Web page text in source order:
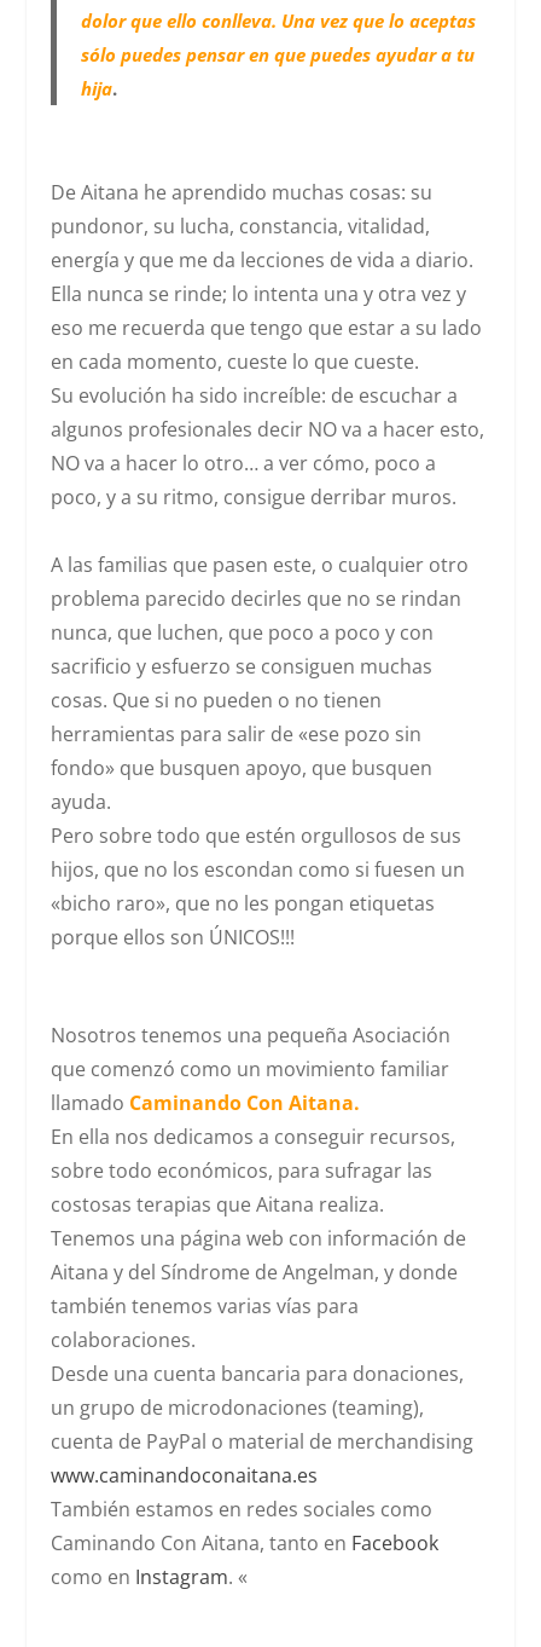
dolor que ello conlleva. Una vez que lo aceptas
sólo puedes pensar en que puedes ayudar a tu
hija.
De Aitana he aprendido muchas cosas: su
pundonor, su lucha, constancia, vitalidad,
energía y que me da lecciones de vida a diario.
Ella nunca se rinde; lo intenta una y otra vez y
eso me recuerda que tengo que estar a su lado
en cada momento, cueste lo que cueste.
Su evolución ha sido increíble: de escuchar a
algunos profesionales decir NO va a hacer esto,
NO va a hacer lo otro… a ver cómo, poco a
poco, y a su ritmo, consigue derribar muros.
A las familias que pasen este, o cualquier otro
problema parecido decirles que no se rindan
nunca, que luchen, que poco a poco y con
sacrificio y esfuerzo se consiguen muchas
cosas. Que si no pueden o no tienen
herramientas para salir de «ese pozo sin
fondo» que busquen apoyo, que busquen
ayuda.
Pero sobre todo que estén orgullosos de sus
hijos, que no los escondan como si fuesen un
«bicho raro», que no les pongan etiquetas
porque ellos son ÚNICOS!!!
Nosotros tenemos una pequeña Asociación
que comenzó como un movimiento familiar
llamado Caminando Con Aitana.
En ella nos dedicamos a conseguir recursos,
sobre todo económicos, para sufragar las
costosas terapias que Aitana realiza.
Tenemos una página web con información de
Aitana y del Síndrome de Angelman, y donde
también tenemos varias vías para
colaboraciones.
Desde una cuenta bancaria para donaciones,
un grupo de microdonaciones (teaming),
cuenta de PayPal o material de merchandising
www.caminandoconaitana.es
También estamos en redes sociales como
Caminando Con Aitana, tanto en Facebook
como en Instagram. «